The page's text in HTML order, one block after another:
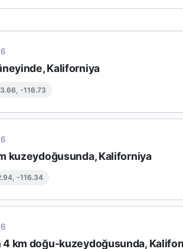
Kaliforniya
-116.73
kuzeydoğusunda, Kaliforniya
-116.34
km doğu-kuzeydoğusunda,